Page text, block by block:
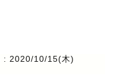
: 2020/10/15(木)